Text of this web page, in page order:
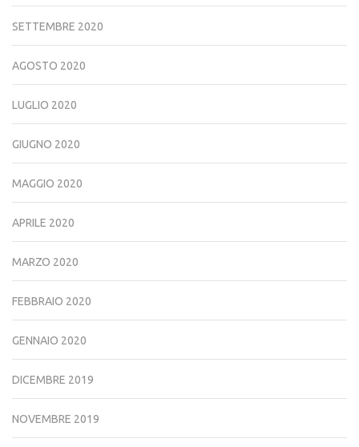
SETTEMBRE 2020
AGOSTO 2020
LUGLIO 2020
GIUGNO 2020
MAGGIO 2020
APRILE 2020
MARZO 2020
FEBBRAIO 2020
GENNAIO 2020
DICEMBRE 2019
NOVEMBRE 2019